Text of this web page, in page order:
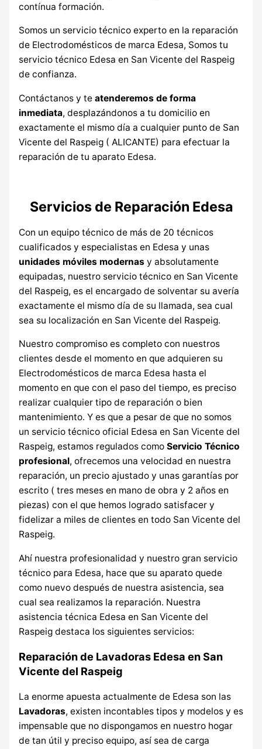
contínua formación.
Somos un servicio técnico experto en la reparación
de Electrodomésticos de marca Edesa, Somos tu
servicio técnico Edesa en San Vicente del Raspeig
de confianza.
Contáctanos y te atenderemos de forma
inmediata, desplazándonos a tu domicilio en
exactamente el mismo día a cualquier punto de San
Vicente del Raspeig ( ALICANTE) para efectuar la
reparación de tu aparato Edesa.
Servicios de Reparación Edesa
Con un equipo técnico de más de 20 técnicos
cualificados y especialistas en Edesa y unas
unidades móviles modernasy absolutamente
equipadas, nuestro servicio técnico en San Vicente
del Raspeig, es el encargado de solventar su avería
exactamente el mismo día de su llamada, sea cual
sea su localización en San Vicente del Raspeig.
Nuestro compromiso es completo con nuestros
clientes desde el momento en que adquieren su
Electrodomésticos de marca Edesa hasta el
momento en que con el paso del tiempo, es preciso
realizar cualquier tipo de reparación o bien
mantenimiento. Y es que a pesar de que no somos
un servicio técnico oficial Edesa en San Vicente del
Raspeig, estamos regulados como Servicio Técnico
profesional, ofrecemos una velocidad en nuestra
reparación, un precio ajustado y unas garantías por
escrito ( tres meses en mano de obra y 2 años en
piezas) con el que hemos logrado satisfacer y
fidelizar a miles de clientes en todo San Vicente del
Raspeig.
Ahí nuestra profesionalidad y nuestro gran servicio
técnico para Edesa, hace que su aparato quede
como nuevo después de nuestra asistencia, sea
cual sea realizamos la reparación. Nuestra
asistencia técnica Edesa en San Vicente del
Raspeig destaca los siguientes servicios:
Reparación de Lavadoras Edesa en San
Vicente del Raspeig
La enorme apuesta actualmente de Edesa son las
Lavadoras, existen incontables tipos y modelos y es
impensable que no dispongamos en nuestro hogar
de tan útil y preciso equipo, así sea de carga